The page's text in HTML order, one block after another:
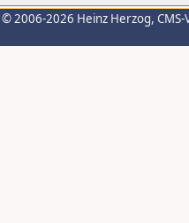
© 2006-2026 Heinz Herzog,